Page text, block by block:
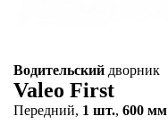
Водительский дворник
Valeo First
Передний, 1 шт., 600 мм